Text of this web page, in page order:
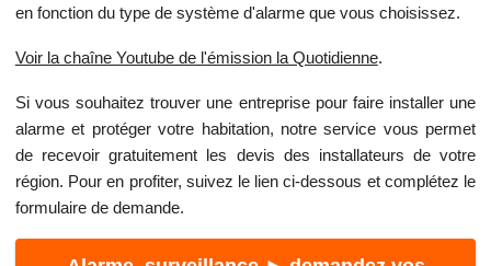
en fonction du type de système d'alarme que vous choisissez.
Voir la chaîne Youtube de l'émission la Quotidienne.
Si vous souhaitez trouver une entreprise pour faire installer une
alarme et protéger votre habitation, notre service vous permet
de recevoir gratuitement les devis des installateurs de votre
région. Pour en profiter, suivez le lien ci-dessous et complétez le
formulaire de demande.